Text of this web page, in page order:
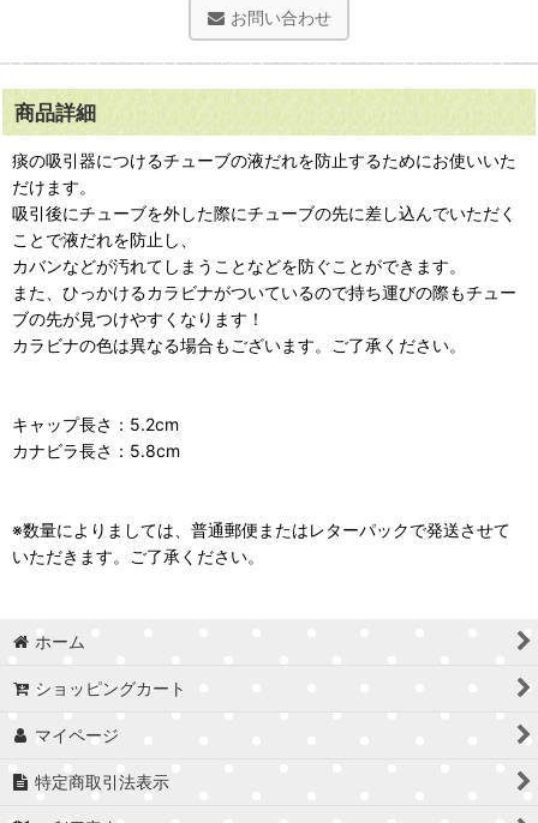
お問い合わせ
商品詳細
痰の吸引器につけるチューブの液だれを防止するためにお使いいた
だけます。
吸引後にチューブを外した際にチューブの先に差し込んでいただく
ことで液だれを防止し、
カバンなどが汚れてしまうことなどを防ぐことができます。
また、ひっかけるカラビナがついているので持ち運びの際もチュー
ブの先が見つけやすくなります！
カラビナの色は異なる場合もございます。ご了承ください。
キャップ長さ：5.2cm
カナビラ長さ：5.8cm
※数量によりましては、普通郵便またはレターパックで発送させて
いただきます。ご了承ください。
ホーム
ショッピングカート
マイページ
特定商取引法表示